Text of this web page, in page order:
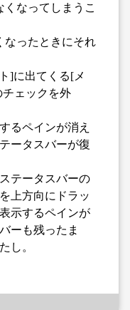
なってしまうこ
なったときにそれ
]に出てくる[メ
ェックを外
るペインが消え
ータスバーが復
テータスバーの
上方向にドラッ
示するペインが
ーも残ったま
し。